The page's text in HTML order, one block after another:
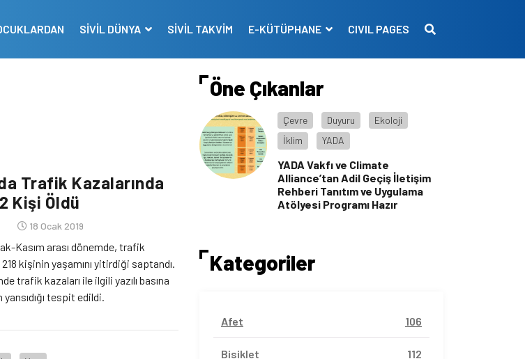
SİVİL DÜNYA SİVİL TAKVİM E-KÜTÜPHANE CIVIL PAGES
Trafik Kazalarında
Kişi Öldü
18 Ocak 2019
Kasım arası dönemde, trafik
kişinin yaşamını yitirdiği saptandı.
trafik kazaları ile ilgili yazılı basına
yansıdığı tespit edildi.
Öne Çıkanlar
Çevre Duyuru
Ekoloji
İklim
YADA
YADA Vakfı ve Climate
Alliance’tan Adil Geçiş İletişim
Rehberi Tanıtım ve Uygulama
Atölyesi Programı Hazır
Kategoriler
Afet 106
Bisiklet 112